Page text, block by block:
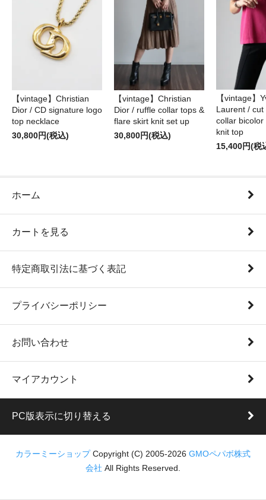
【vintage】Christian
Dior / CD signature logo
top necklace
30,800円(税込)
【vintage】Christian
Dior / ruffle collar tops &
flare skirt knit set up
30,800円(税込)
【vintage】
Laurent /
collar bicolor
knit top
15,400円(税
ホーム
カートを見る
特定商取引法に基づく表記
プライバシーポリシー
お問い合わせ
マイアカウント
PC版表示に切り替える
カラーミーショップ Copyright (C) 2005-2026 GMOペパボ株式
会社 All Rights Reserved.